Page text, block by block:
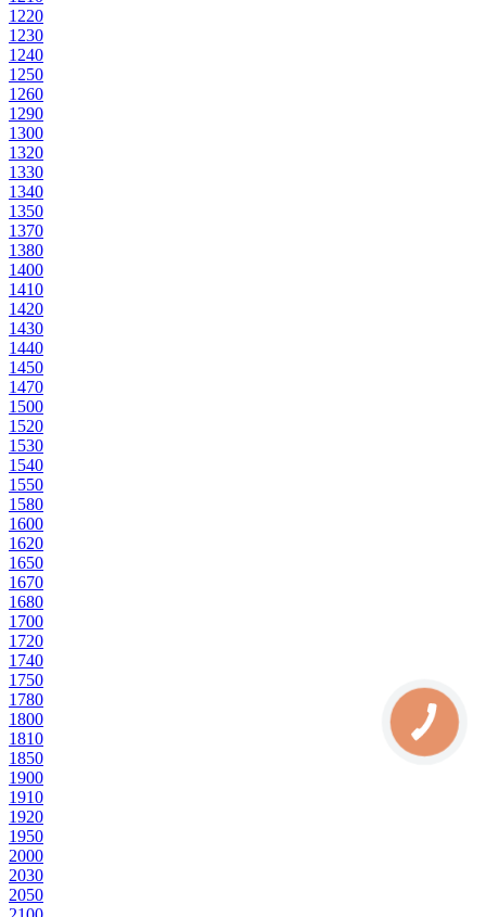
1220
1230
1240
1250
1260
1290
1300
1320
1330
1340
1350
1370
1380
1400
1410
1420
1430
1440
1450
1470
1500
1520
1530
1540
1550
1580
1600
1620
1650
1670
1680
1700
1720
1740
1750
1780
1800
1810
1850
1900
1910
1920
1950
2000
2030
2050